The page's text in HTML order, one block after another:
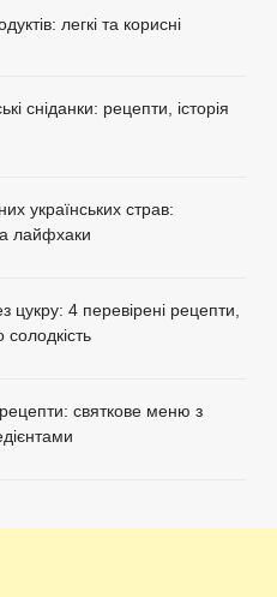
легкі та корисні
сніданки: рецепти, історія
українських страв:
лайфхаки
цукру: 4 перевірені рецепти,
рецепти: святкове меню з